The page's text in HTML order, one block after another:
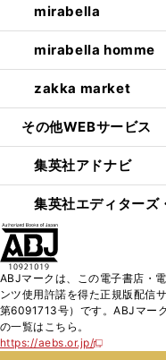
mirabella
mirabella homme
zakka market
その他WEBサービス
集英社アドナビ
集英社エディターズ
ABJマークは、この電子書店・
ンツ使用許諾を得た正規版配信
第6091713号）です。ABJマー
の一覧はこちら。
https://aebs.or.jp/
新